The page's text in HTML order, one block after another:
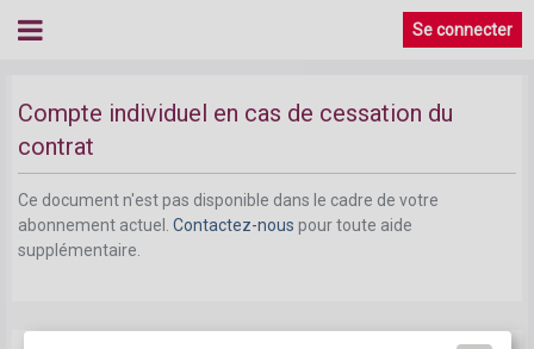
Se connecter
Compte individuel en cas de cessation du
contrat
Ce document n'est pas disponible dans le cadre de votre
abonnement actuel. Contactez-nous pour toute aide
supplémentaire.